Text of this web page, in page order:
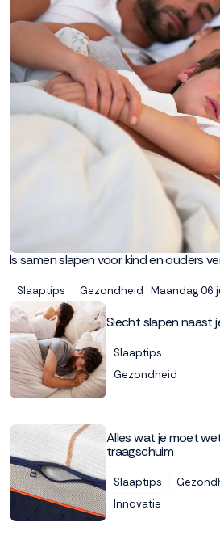
Weigeren
Accepteren
Is samen slapen voor kind en ouders
Slaaptips Gezondheid Maandag 06
Slecht slapen naast
Slaaptips
Gezondheid
Alles wat je moet
traagschuim
Slaaptips
Innovatie